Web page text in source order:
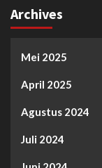
Archives
Mei 2025
April 2025
Agustus 2024
Juli 2024